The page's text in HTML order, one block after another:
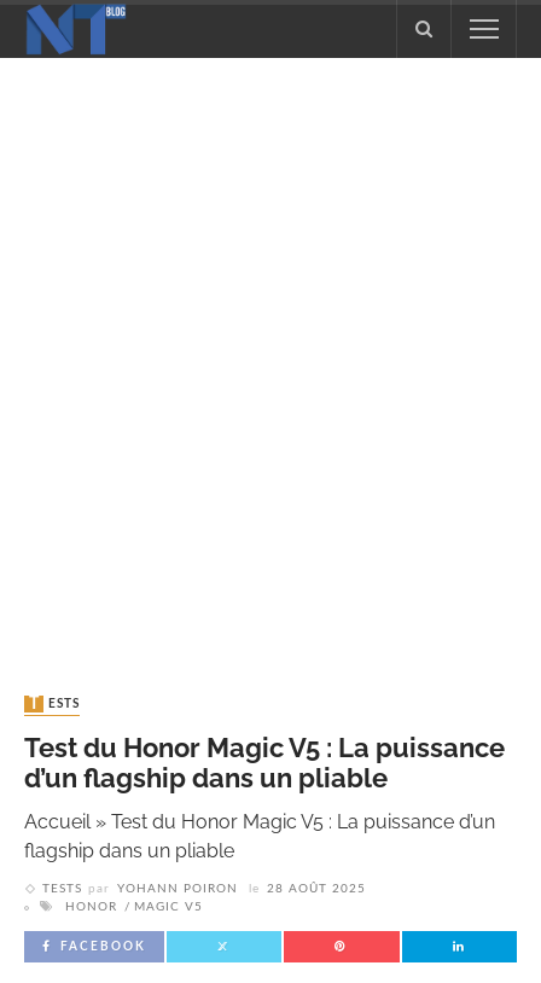
TESTS
Test du Honor Magic V5 : La puissance
d’un flagship dans un pliable
Accueil» Test du Honor Magic V5 : La puissance d’un
flagship dans un pliable
TESTS par YOHANN POIRON le
28 AOÛT 2025
HONOR
MAGIC V5
FACEBOOK